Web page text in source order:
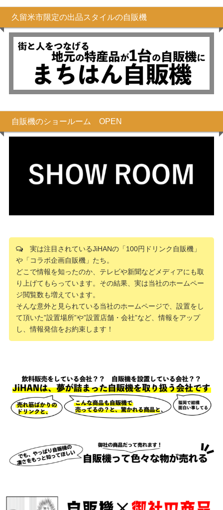
久留米市限定の出品スタイルの自販機
自販機のショールーム OPEN
実は注目されているJiHANの「100円ドリンク自販機」
や「コラボ企画自販機」たち。
どこで情報を知ったのか、テレビや新聞などメディアにも取
り上げてもらっています。その結果、実は当社のホームペー
ジ閲覧数も増えています。
そんな意外と見られている当社のホームページで、設置をし
て頂いた”設置場所”や”設置店舗・会社”など、情報をアップ
し、情報発信をお約束します！